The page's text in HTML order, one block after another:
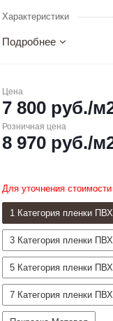
Характеристики
Подробнее
Цена
7 800 руб./
Розничная цена
8 970 руб./
Для уточнения
1 Категория пленки ПВХ
3 Категория пленки ПВХ
5 Категория пленки ПВХ
7 Категория пленки ПВХ